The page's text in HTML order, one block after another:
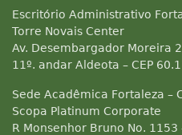
Escritório Administrativo
Torre Novais Center
Av. Desembargador Moreira
11º. andar Aldeota – CEP
Sede Acadêmica Fortaleza –
Scopa Platinum Corporate
R Monsenhor Bruno No. 1153